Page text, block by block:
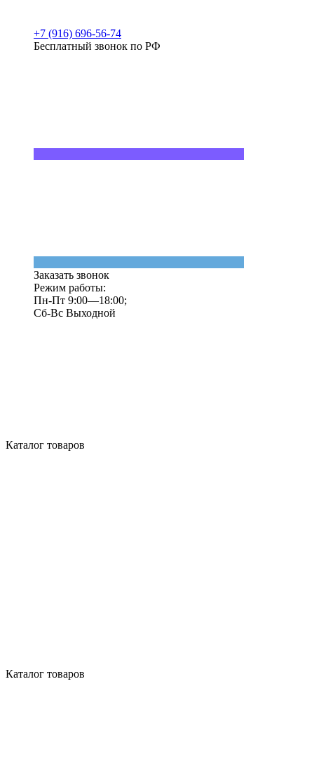
+7 (916) 696-56-74
Бесплатный звонок по РФ
Заказать звонок
Режим работы:
Пн-Пт 9:00—18:00;
Сб-Вс Выходной
Каталог товаров
Каталог товаров